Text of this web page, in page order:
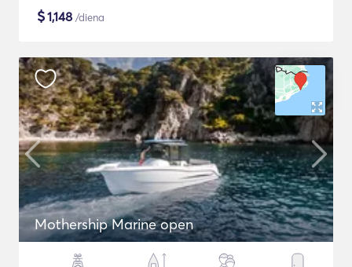
$1,148 /diena
Mothership Marine open